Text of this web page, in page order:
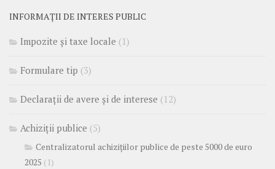
INFORMAȚII DE INTERES PUBLIC
Impozite și taxe locale (1)
Formulare tip (3)
Declarații de avere și de interese (12)
Achiziții publice (5)
Centralizatorul achizițiilor publice de peste 5000 de euro
2025 (1)